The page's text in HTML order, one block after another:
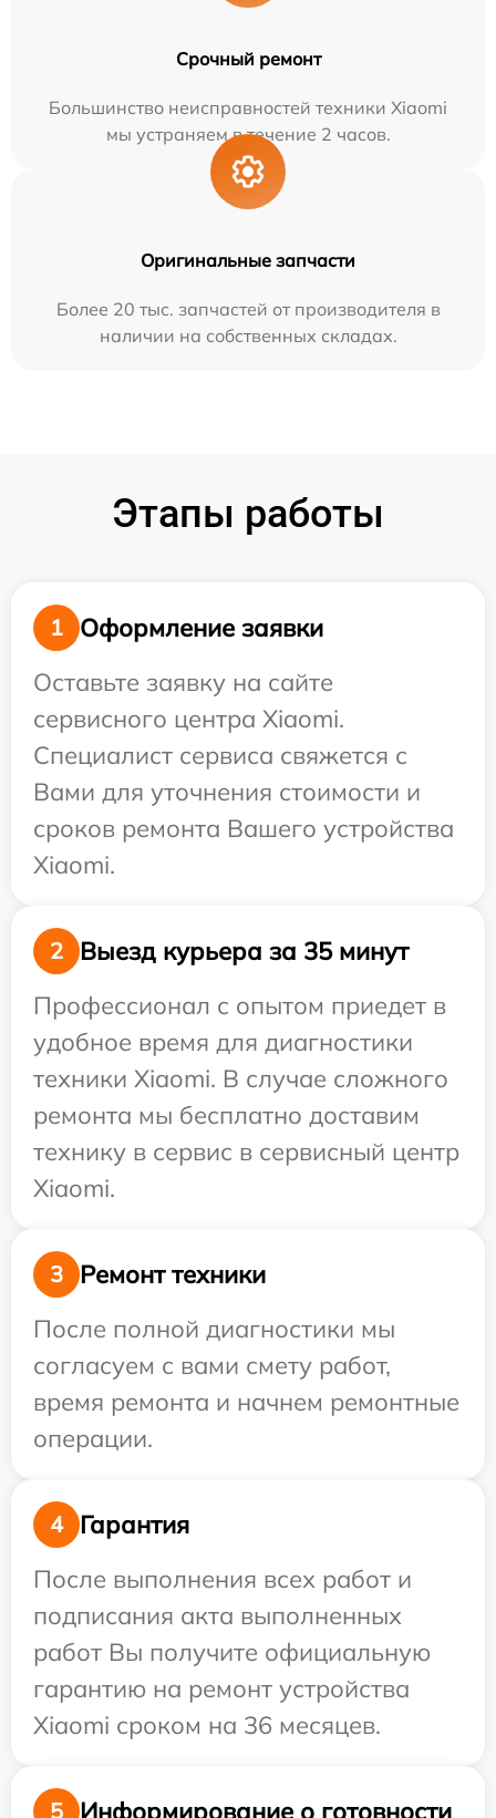
Срочный ремонт
Большинство неисправностей техники Xiaomi
мы устраняем в течение 2 часов.
Оригинальные запчасти
Более 20 тыс. запчастей от производителя в
наличии на собственных складах.
Этапы работы
1
Оформление заявки
Оставьте заявку на сайте
сервисного центра Xiaomi.
Специалист сервиса свяжется с
Вами для уточнения стоимости и
сроков ремонта Вашего устройства
Xiaomi.
2
Выезд курьера за 35 минут
Профессионал с опытом приедет в
удобное время для диагностики
техники Xiaomi. В случае сложного
ремонта мы бесплатно доставим
технику в сервис в сервисный центр
Xiaomi.
3
Ремонт техники
После полной диагностики мы
согласуем с вами смету работ,
время ремонта и начнем ремонтные
операции.
4
Гарантия
После выполнения всех работ и
подписания акта выполненных
работ Вы получите официальную
гарантию на ремонт устройства
Xiaomi сроком на 36 месяцев.
5 Информирование о готовности